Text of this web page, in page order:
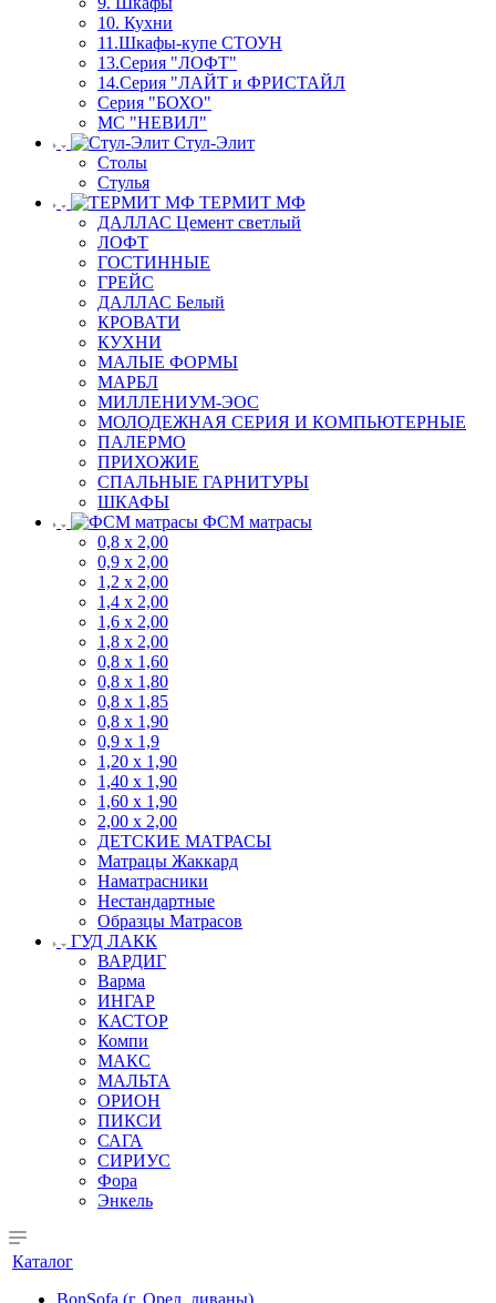
10. Кухни
11.Шкафы-купе СТОУН
13.Серия "ЛОФТ"
14.Серия "ЛАЙТ и ФРИСТАЙЛ
Серия "БОХО"
МС "НЕВИЛ"
Стул-Элит
Столы
Стулья
ТЕРМИТ МФ
ДАЛЛАС Цемент светлый
ЛОФТ
ГОСТИННЫЕ
ГРЕЙС
ДАЛЛАС Белый
КРОВАТИ
КУХНИ
МАЛЫЕ ФОРМЫ
МАРБЛ
МИЛЛЕНИУМ-ЭОС
МОЛОДЕЖНАЯ СЕРИЯ И КОМПЬЮТЕРНЫЕ
ПАЛЕРМО
ПРИХОЖИЕ
СПАЛЬНЫЕ ГАРНИТУРЫ
ШКАФЫ
ФСМ матрасы
0,8 х 2,00
0,9 х 2,00
1,2 х 2,00
1,4 х 2,00
1,6 х 2,00
1,8 х 2,00
0,8 х 1,60
0,8 х 1,80
0,8 х 1,85
0,8 х 1,90
0,9 х 1,9
1,20 х 1,90
1,40 х 1,90
1,60 х 1,90
2,00 х 2,00
ДЕТСКИЕ МАТРАСЫ
Матрацы Жаккард
Наматрасники
Нестандартные
Образцы Матрасов
ГУД ЛАКК
ВАРДИГ
Варма
ИНГАР
КАСТОР
Компи
МАКС
МАЛЬТА
ОРИОН
ПИКСИ
САГА
СИРИУС
Фора
Энкель
Каталог
BonSofa (г. Орел, диваны)